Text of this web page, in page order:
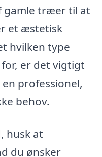
gamle træer til at
et æstetisk
hvilken type
er det vigtigt
professionel,
behov.
husk at
du ønsker